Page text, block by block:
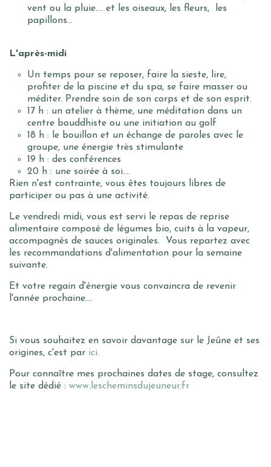
vent ou la pluie.... et les oiseaux, les fleurs, les
papillons...
L'après-midi
Un temps pour se reposer, faire la sieste, lire,
profiter de la piscine et du spa, se faire masser ou
méditer. Prendre soin de son corps et de son esprit.
17 h : un atelier à thème, une méditation dans un
centre bouddhiste ou une initiation au golf
18 h : le bouillon et un échange de paroles avec le
groupe, une énergie très stimulante
19 h : des conférences
20 h : une soirée à soi....
Rien n'est contrainte, vous êtes toujours libres de
participer ou pas à une activité.
Le vendredi midi, vous est servi le repas de reprise
alimentaire composé de légumes bio, cuits à la vapeur,
accompagnés de sauces originales. Vous repartez avec
les recommandations d'alimentation pour la semaine
suivante.
Et votre regain d'énergie vous convaincra de revenir
l'année prochaine....
Si vous souhaitez en savoir davantage sur le Jeûne et ses
origines, c'est par ici.
Pour connaître mes prochaines dates de stage, consultez
le site dédié : www.lescheminsdujeuneur.fr